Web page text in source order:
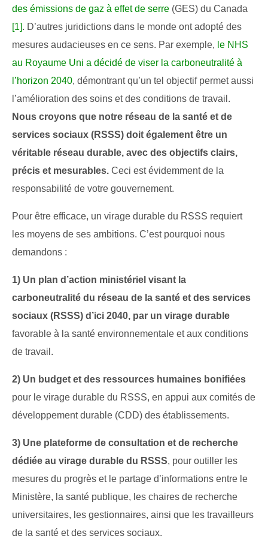
des émissions de gaz à effet de serre (GES) du Canada
[1]. D’autres juridictions dans le monde ont adopté des
mesures audacieuses en ce sens. Par exemple, le NHS
au Royaume Uni a décidé de viser la carboneutralité à
l’horizon 2040, démontrant qu’un tel objectif permet aussi
l’amélioration des soins et des conditions de travail.
Nous croyons que notre réseau de la santé et de
services sociaux (RSSS) doit également être un
véritable réseau durable, avec des objectifs clairs,
précis et mesurables. Ceci est évidemment de la
responsabilité de votre gouvernement.
Pour être efficace, un virage durable du RSSS requiert
les moyens de ses ambitions. C’est pourquoi nous
demandons :
1) Un plan d’action ministériel visant la
carboneutralité du réseau de la santé et des services
sociaux (RSSS) d’ici 2040, par un virage durable
favorable à la santé environnementale et aux conditions
de travail.
2) Un budget et des ressources humaines bonifiées
pour le virage durable du RSSS, en appui aux comités de
développement durable (CDD) des établissements.
3) Une plateforme de consultation et de recherche
dédiée au virage durable du RSSS, pour outiller les
mesures du progrès et le partage d’informations entre le
Ministère, la santé publique, les chaires de recherche
universitaires, les gestionnaires, ainsi que les travailleurs
de la santé et des services sociaux.